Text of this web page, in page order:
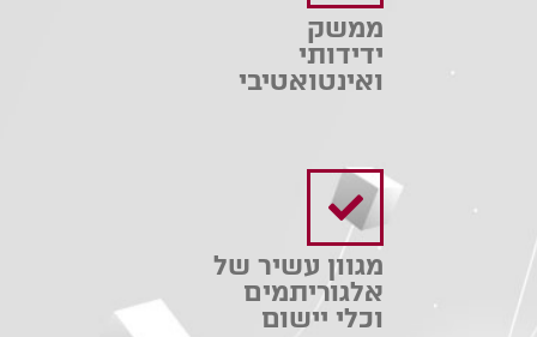
ממשק
ידידותי
ואינטואטיבי
מגוון עשיר של
אלגוריתמים
וכלי יישום